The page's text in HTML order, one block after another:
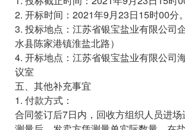
2. 开标时间：2021年9月23日15时00分。
3. 投标地点：江苏省银宝盐业有限公司
水县陈家港镇淮盐北路）
4. 开标地点：江苏省银宝盐业有限公司
议室
五、其他补充事宜
1. 付款方式：
合同签订后7日内，回收方组织人员进